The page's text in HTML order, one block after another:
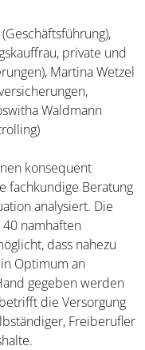
private und
Martina Wetzel
Waldmann
konsequent
fachkundige Beratung
analysiert. Die
namhaften
dass nahezu
Optimum an
gegeben werden
die Versorgung
Freiberufler